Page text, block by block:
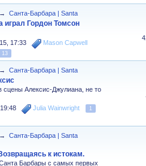
→
Санта-Барбара | Santa
играл Гордон Томсон
17:33 Mason Capwell
13
→
Санта-Барбара | Santa
сцены Алексис-Джулиана, не то
Julia Wainwright
1
→
Санта-Барбара | Santa
к истокам.
Барбары с самых первых